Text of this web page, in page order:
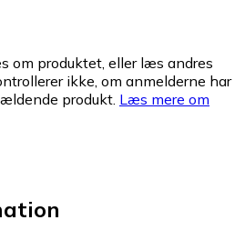
om produktet, eller læs andres
ikke, om anmelderne har
produkt. Læs mere om